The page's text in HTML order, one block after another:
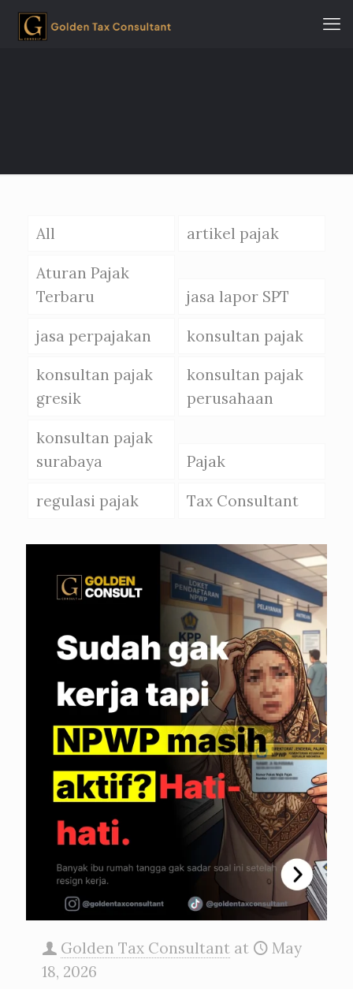
All artikel pajak
Aturan Pajak
Terbaru
jasa lapor SPT
jasa perpajakan konsultan pajak
konsultan pajak
gresik
konsultan pajak
perusahaan
konsultan pajak
surabaya
Pajak
regulasi pajak Tax Consultant
Golden Tax Consultant at
May
18, 2026